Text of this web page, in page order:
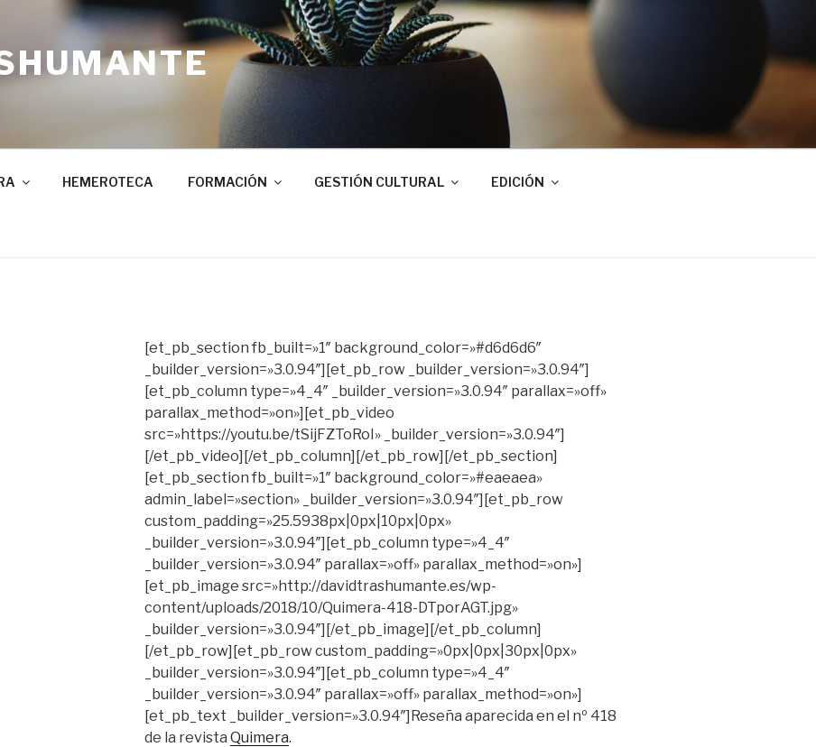
HEMEROTECA FORMACIÓN GESTIÓN CULTURAL EDICIÓN
[et_pb_section fb_built=»1″ background_color=»#d6d6d6″
_builder_version=»3.0.94″][et_pb_row _builder_version=»3.0.94″]
[et_pb_column type=»4_4″ _builder_version=»3.0.94″ parallax=»off»
parallax_method=»on»][et_pb_video
src=»https://youtu.be/tSijFZToRoI» _builder_version=»3.0.94″]
[/et_pb_video][/et_pb_column][/et_pb_row][/et_pb_section]
[et_pb_section fb_built=»1″ background_color=»#eaeaea»
admin_label=»section» _builder_version=»3.0.94″][et_pb_row
custom_padding=»25.5938px|0px|10px|0px»
_builder_version=»3.0.94″][et_pb_column type=»4_4″
_builder_version=»3.0.94″ parallax=»off» parallax_method=»on»]
[et_pb_image src=»http://davidtrashumante.es/wp-
content/uploads/2018/10/Quimera-418-DTporAGT.jpg»
_builder_version=»3.0.94″][/et_pb_image][/et_pb_column]
[/et_pb_row][et_pb_row custom_padding=»0px|0px|30px|0px»
_builder_version=»3.0.94″][et_pb_column type=»4_4″
_builder_version=»3.0.94″ parallax=»off» parallax_method=»on»]
[et_pb_text _builder_version=»3.0.94″]Reseña aparecida en el nº 418
de la revista Quimera.